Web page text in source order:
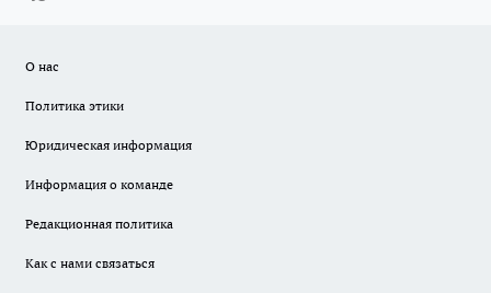
О нас
Политика этики
Юридическая информация
Информация о команде
Редакционная политика
Как с нами связаться